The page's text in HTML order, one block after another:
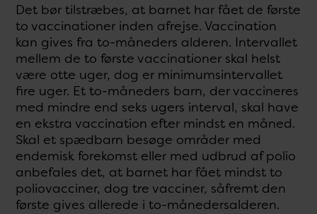
Det bør tilstræbes, at barnet har fået de første
to vaccinationer inden afrejse. Vaccination
kan gives fra to-måneders alderen. Intervallet
mellem de to første vaccinationer skal helst
være otte uger, dog er minimumsintervallet
fire uger. Et to-måneders barn, der vaccineres
med mindre end seks ugers interval, skal have
en ekstra vaccination efter mindst en måned.
Skal et spædbarn besøge områder med
endemisk forekomst eller med udbrud af polio
anbefales det, at barnet har fået mindst to
poliovacciner, dog tre vacciner, såfremt den
første gives allerede i to-månedersalderen.